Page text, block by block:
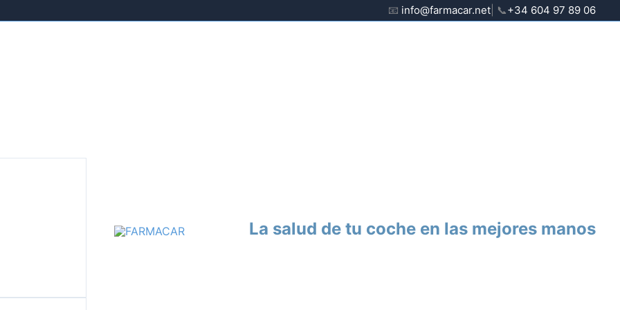
📧 info@farmacar.net | 📞+34 604 97 89 06
La salud de tu coche en las mejores manos